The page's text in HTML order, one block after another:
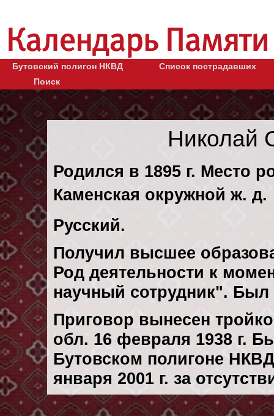
Бутовский полигон НКВД
Список пострадавших
Поиск
Николай
Родился в 1895 г. Место
Каменская окружной ж. д.
Русский.
Получил высшее
Род деятельности к
научный сотрудник".
Приговор вынесен
обл. 16 февраля 1938 г.
Бутовском полигоне
января 2001 г. за